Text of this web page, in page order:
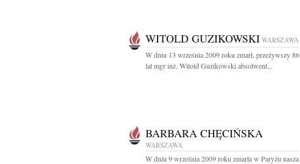
WITOLD GUZIKOWSKI WARSZAWA
W dniu 13 września 2009 roku zmarł, przeżywszy 86
lat mgr inż. Witold Guzikowski absolwent...
BARBARA CHĘCIŃSKA
WARSZAWA
W dniu 9 września 2009 roku zmarła w Paryżu nasza